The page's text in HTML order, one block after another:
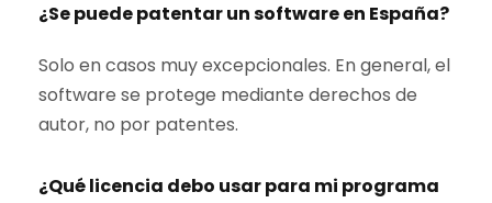
¿Se puede patentar un software en España?
Solo en casos muy excepcionales. En general, el
software se protege mediante derechos de
autor, no por patentes.
¿Qué licencia debo usar para mi programa